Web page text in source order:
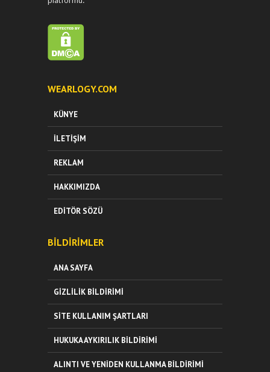
WEARLOGY.COM
KÜNYE
İLETIŞIM
REKLAM
HAKKIMIZDA
EDITÖR SÖZÜ
BILDIRIMLER
ANA SAYFA
GIZLILIK BILDIRIMI
SITE KULLANIM ŞARTLARI
HUKUKA AYKIRILIK BILDIRIMI
ALINTI VE YENIDEN KULLANMA BILDIRIMI